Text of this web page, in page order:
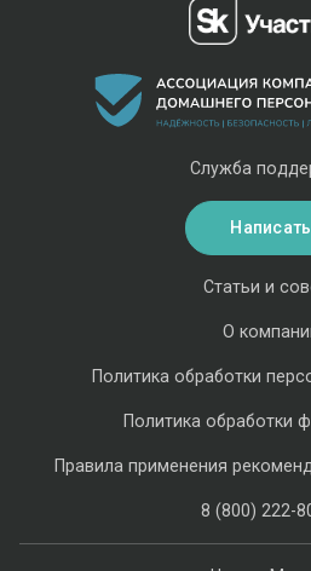
Статьи и
О
Политика обработки
Политика обработки
Правила применения
8 (800) 222-
Служба
Написать